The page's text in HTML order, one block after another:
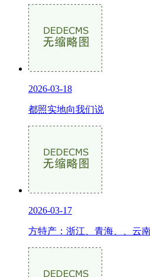
2026-03-18
都照实地向我们说
2026-03-17
方特产：浙江、青海、、云